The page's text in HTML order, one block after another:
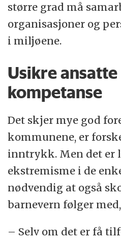
større grad må
organisasjoner og
i miljøene.
Usikre
kompetanse
Det skjer mye god
kommunene, er
inntrykk. Men det er
ekstremisme i de
nødvendig at også
barnevern følger
– Selv om det er få